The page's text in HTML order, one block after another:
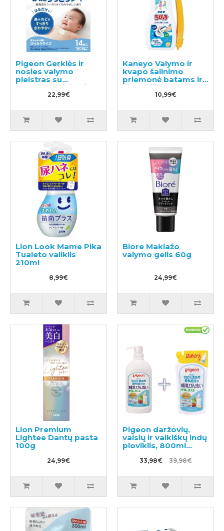
Pigeon Gerklės ir
nosies valymo
pleistras su
eukaliptų aliejumi,
skirtas vaikams nuo
22,99€
Kaneyo Valymo ir
kvapo šalinimo
priemonė batams ir
vidpadžiams su
šepetėliu 450g
10,99€
Lion Look Mame Pika
Tualeto valiklis
210ml
8,99€
Biore Makiažo
valymo gelis 60g
24,99€
Lion Premium
Lightee Dantų pasta
100g
24,99€
Pigeon daržovių,
vaisių ir vaikiškų indų
ploviklis, 800ml
dozatorius +
papildymas 700ml
33,98€ 39,98€